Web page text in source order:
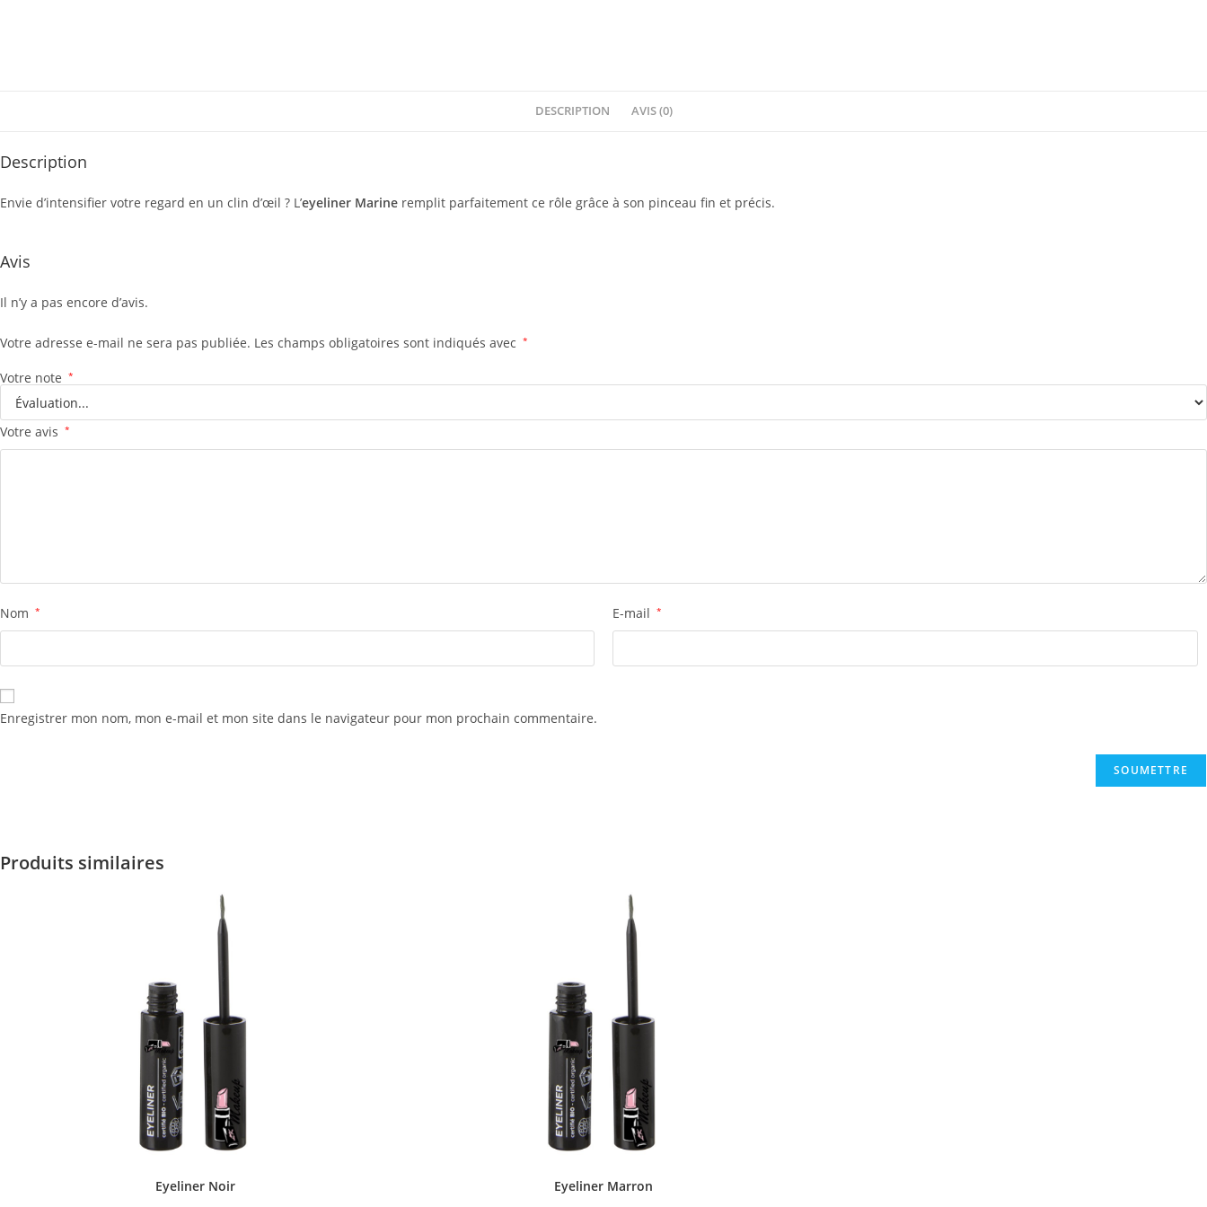
DESCRIPTION AVIS (0)
Description
Envie d’intensifier votre regard en un clin d’œil ? L’eyeliner Marine remplit parfaitement ce rôle grâce à son pinceau fin et précis.
Avis
Il n’y a pas encore d’avis.
Votre adresse e-mail ne sera pas publiée. Les champs obligatoires sont indiqués avec *
Votre note *
Votre avis *
Nom * E-mail *
Enregistrer mon nom, mon e-mail et mon site dans le navigateur pour mon prochain commentaire.
Produits similaires
Eyeliner Noir Eyeliner Marron